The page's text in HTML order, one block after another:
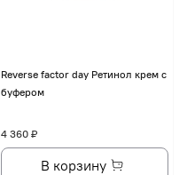
Reverse factor day Ретинол крем с
буфером
4 360 ₽
В корзину